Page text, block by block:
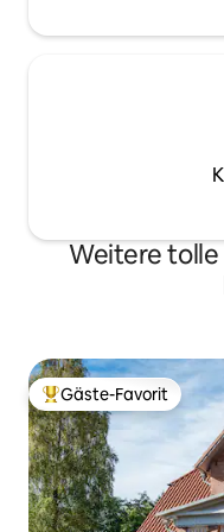
Weitere
Beliebter Gäste-Favorit.
Gäste-Favorit